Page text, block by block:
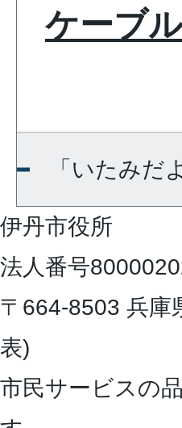
ケーブ
「いたみだ
伊丹市役所
法人番号
〒664-8503 兵庫
表)
市民サービスの